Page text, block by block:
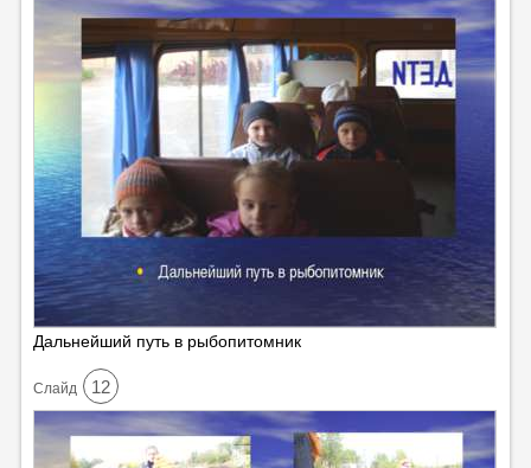
Дальнейший путь в рыбопитомник
Cлайд 12